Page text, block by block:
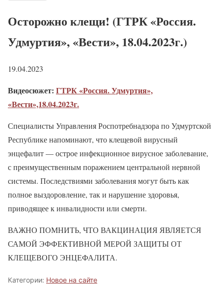
Осторожно клещи! (ГТРК «Россия.
Удмуртия», «Вести», 18.04.2023г.)
19.04.2023
Видеосюжет: ГТРК «Россия. Удмуртия»,
«Вести»,18.04.2023г.
Специалисты Управления Роспотребнадзора по Удмуртской
Республике напоминают, что клещевой вирусный
энцефалит — острое инфекционное вирусное заболевание,
с преимущественным поражением центральной нервной
системы. Последствиями заболевания могут быть как
полное выздоровление, так и нарушение здоровья,
приводящее к инвалидности или смерти.
ВАЖНО ПОМНИТЬ, ЧТО ВАКЦИНАЦИЯ ЯВЛЯЕТСЯ
САМОЙ ЭФФЕКТИВНОЙ МЕРОЙ ЗАЩИТЫ ОТ
КЛЕЩЕВОГО ЭНЦЕФАЛИТА.
Категории: Новое на сайте